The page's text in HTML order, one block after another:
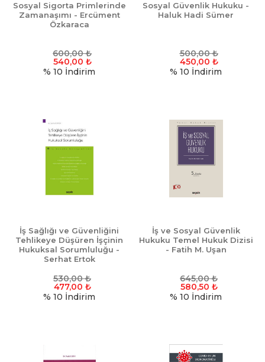
Sosyal Sigorta Primlerinde
Zamanaşımı - Ercüment
Özkaraca
600,00₺
540,00 ₺
% 10 İndirim
Sosyal Güvenlik Hukuku -
Haluk Hadi Sümer
500,00₺
450,00 ₺
% 10 İndirim
İş Sağlığı ve Güvenliğini
Tehlikeye Düşüren İşçinin
Hukuksal Sorumluluğu -
Serhat Ertok
530,00₺
477,00 ₺
% 10 İndirim
İş ve Sosyal Güvenlik
Hukuku Temel Hukuk Dizisi
- Fatih M. Uşan
645,00₺
580,50 ₺
% 10 İndirim